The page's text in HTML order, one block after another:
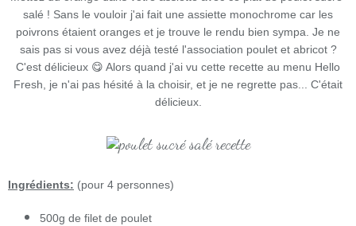
salé ! Sans le vouloir j'ai fait une assiette monochrome car les
poivrons étaient oranges et je trouve le rendu bien sympa. Je ne
sais pas si vous avez déjà testé l'association poulet et abricot ?
C'est délicieux 😋 Alors quand j'ai vu cette recette au menu Hello
Fresh, je n'ai pas hésité à la choisir, et je ne regrette pas... C'était
délicieux.
Ingrédients: (pour 4 personnes)
500g de filet de poulet